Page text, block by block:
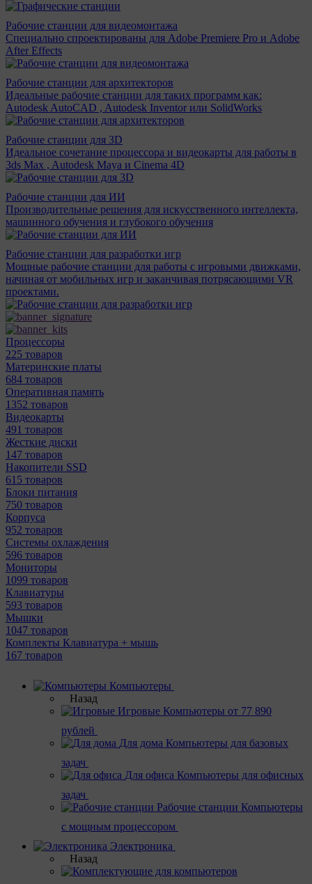
Рабочие станции для видеомонтажа
Специально спроектированы для Adobe Premiere Pro и Adobe
After Effects
Рабочие станции для архитекторов
Идеальные рабочие станции для таких программ как:
Autodesk AutoCAD , Autodesk Inventor или SolidWorks
Рабочие станции для 3D
Идеальное сочетание процессора и видеокарты для работы в
3ds Max , Autodesk Maya и Cinema 4D
Рабочие станции для ИИ
Производительные решения для искусственного интеллекта,
машинного обучения и глубокого обучения
Рабочие станции для разработки игр
Мощные рабочие станции для работы с игровыми движками,
начиная от мобильных игр и заканчивая потрясающими VR
проектами.
Процессоры
225 товаров
Материнcкие платы
684 товаров
Оперативная память
1352 товаров
Видеокарты
491 товаров
Жесткие диски
147 товаров
Накопители SSD
615 товаров
Блоки питания
750 товаров
Корпуса
952 товаров
Системы охлаждения
596 товаров
Мониторы
1099 товаров
Клавиатуры
593 товаров
Мышки
1047 товаров
Комплекты Клавиатура + мышь
167 товаров
Компьютеры
Назад
Игровые Компьютеры от 77 890
рублей
Для дома Компьютеры для базовых
задач
Для офиса Компьютеры для офисных
задач
Рабочие станции Компьютеры
с мощным процессором
Электроника
Назад